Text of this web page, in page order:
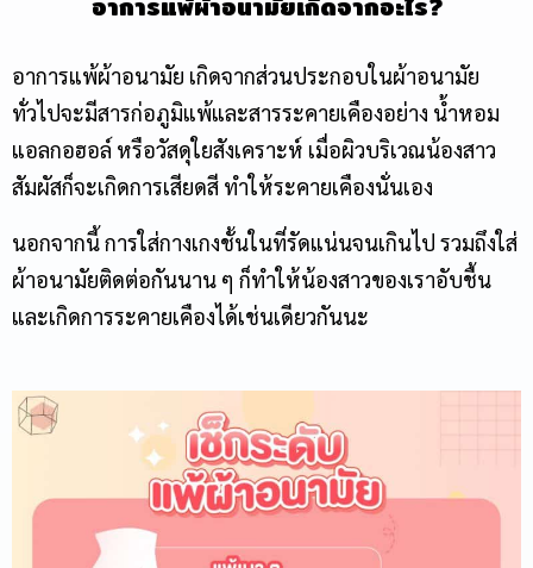
อาการแพ้ผ้าอนามัย เกิดจากส่วนประกอบในผ้าอนามัย
ทั่วไปจะมีสารก่อภูมิแพ้และสารระคายเคืองอย่าง น้ำหอม
แอลกอฮอล์ หรือวัสดุใยสังเคราะห์ เมื่อผิวบริเวณน้องสาว
สัมผัสก็จะเกิดการเสียดสี ทำให้ระคายเคืองนั่นเอง
นอกจากนี้ การใส่กางเกงชั้นในที่รัดแน่นจนเกินไป รวมถึงใส่
ผ้าอนามัยติดต่อกันนาน ๆ ก็ทำให้น้องสาวของเราอับชื้น
และเกิดการระคายเคืองได้เช่นเดียวกันนะ